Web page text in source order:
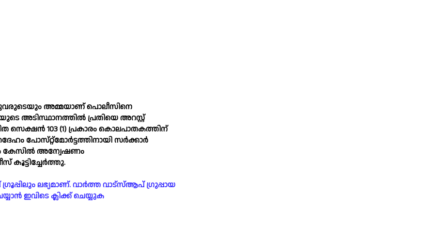
അമ്മയാണ് പൊലീസിനെ
അടിസ്ഥാനത്തില്‍ പ്രതിയെ അറസ്റ്റ്
സെക്ഷൻ 103 (1) പ്രകാരം കൊലപാതകത്തിന്
പോസ്‌റ്റ്‌മോർട്ടത്തിനായി സർക്കാർ
കേസില്‍ അന്വേഷണം
കൂട്ടിച്ചേർത്തു.
ലഭ്യമാണ്. വാർത്ത വാട്സ്ആപ് ഗ്രുപ്പായ
ഇവിടെ ക്ലിക്ക് ചെയ്യുക